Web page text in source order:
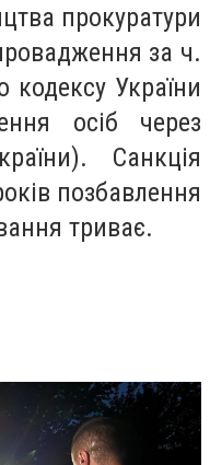
прокуратури
за ч.
кодексу України
осіб через
Санкція
позбавлення
триває.